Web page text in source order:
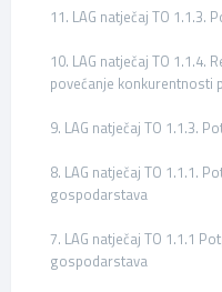
11. LAG natječaj TO
10. LAG natječaj TO 1.1.4.
povećanje
9. LAG natječaj TO 1.1.3.
8. LAG natječaj TO 1.1.1.
gospodarstava
7. LAG natječaj TO 1.1.1
gospodarstava